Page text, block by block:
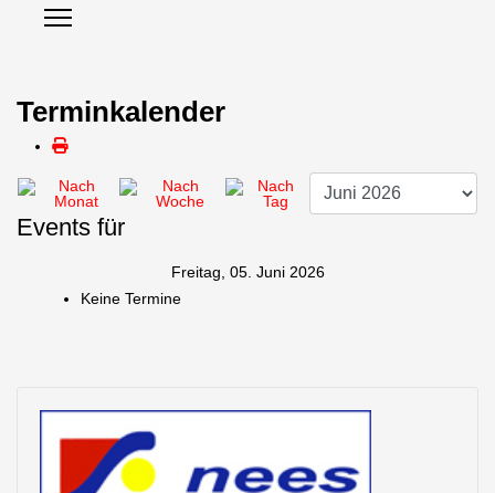
Terminkalender
Events für
Freitag, 05. Juni 2026
Keine Termine